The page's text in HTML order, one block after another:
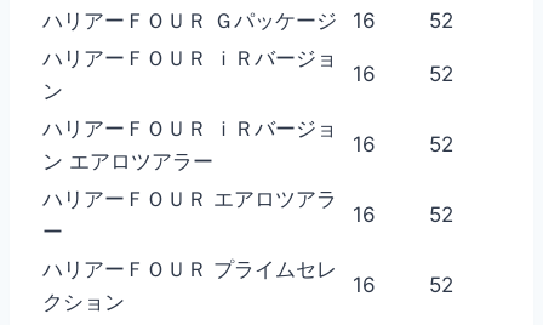
ハリアーＦＯＵＲ Ｇパッケージ
16
52
ハリアーＦＯＵＲ ｉＲバージョ
ン
16 52
ハリアーＦＯＵＲ ｉＲバージョ
ン エアロツアラー
16 52
ハリアーＦＯＵＲ エアロツアラ
ー
16 52
ハリアーＦＯＵＲ プライムセレ
クション
16 52